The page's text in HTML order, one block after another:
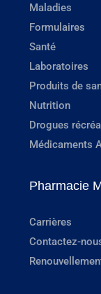
Maladies
Formulaires
Santé
Laboratoires
Produits de
Nutrition
Drogues
Médicaments
Pharmacie
Carrières
Contactez-